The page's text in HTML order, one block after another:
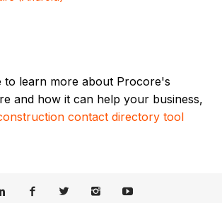
to learn more about Procore's
and how it can help your business,
contact directory tool